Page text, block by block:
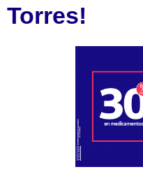
Torres!